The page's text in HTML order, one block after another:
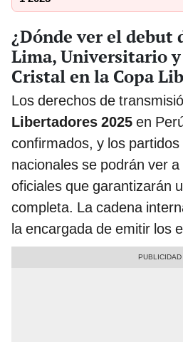
¿Dónde ver el debut
Lima, Universitario
Cristal en la Copa
Los derechos de
Libertadores 2025 en
confirmados, y los
nacionales se podrán ver
oficiales que garantizarán
completa. La cadena
la encargada de emitir los